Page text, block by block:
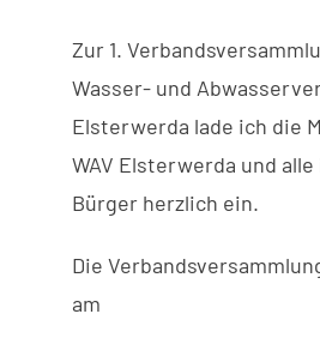
Zur 1.
Wasser- und
Elsterwerda lade ich die
WAV Elsterwerda und
Bürger herzlich ein.
Die
am